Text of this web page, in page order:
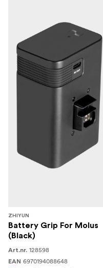
ZHIYUN
Battery Grip For Molus
(Black)
Art.nr. 128598
EAN 6970194088648